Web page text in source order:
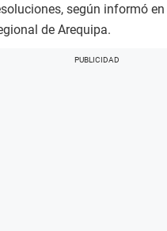
según informó
de Arequipa.